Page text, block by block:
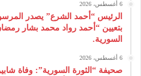
6 أغسطس، 2026
بتعيين “أحمد رواد محمد بشار
السورية.
6 أغسطس، 2026
صحيفة “الثورة السورية”: وفاة